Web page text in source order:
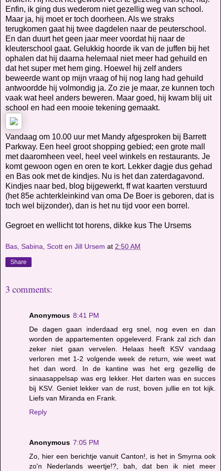
Enfin, ik ging dus wederom niet gezellig weg van school.
Maar ja, hij moet er toch doorheen. Als we straks
terugkomen gaat hij twee dagdelen naar de peuterschool.
En dan duurt het geen jaar meer voordat hij naar de
kleuterschool gaat. Gelukkig hoorde ik van de juffen bij het
ophalen dat hij daarna helemaal niet meer had gehuild en
dat het super met hem ging. Hoewel hij zelf anders
beweerde want op mijn vraag of hij nog lang had gehuild
antwoordde hij volmondig ja. Zo zie je maar, ze kunnen toch
vaak wat heel anders beweren. Maar goed, hij kwam blij uit
school en had een mooie tekening gemaakt.
Vandaag om 10.00 uur met Mandy afgesproken bij Barrett
Parkway. Een heel groot shopping gebied; een grote mall
met daaromheen veel, heel veel winkels en restaurants. Je
komt gewoon ogen en oren te kort. Lekker dagje dus gehad
en Bas ook met de kindjes. Nu is het dan zaterdagavond.
Kindjes naar bed, blog bijgewerkt, ff wat kaarten verstuurd
(het 85e achterkleinkind van oma De Boer is geboren, dat is
toch wel bijzonder), dan is het nu tijd voor een borrel.
Gegroet en wellicht tot horens, dikke kus The Ursems
Bas, Sabina, Scott en Jill Ursem at 2:50 AM
Share
3 comments:
Anonymous 8:41 PM
De dagen gaan inderdaad erg snel, nog even en dan
worden de appartementen opgeleverd. Frank zal zich dan
zeker niet gaan vervelen. Helaas heeft KSV vandaag
verloren met 1-2 volgende week de return, wie weet wat
het dan word. In de kantine was het erg gezellig de
sinaasappelsap was erg lekker. Het darten was en succes
bij KSV. Geniet lekker van de rust, boven jullie en tot kijk.
Liefs van Miranda en Frank.
Reply
Anonymous 7:05 PM
Zo, hier een berichtje vanuit Canton!, is het in Smyrna ook
zo'n Nederlands weertje!?, bah, dat ben ik niet meer